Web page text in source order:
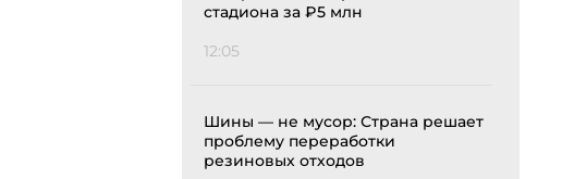
стадиона за ₽5 млн
12:05
Шины — не мусор: Страна решает
проблему переработки
резиновых отходов